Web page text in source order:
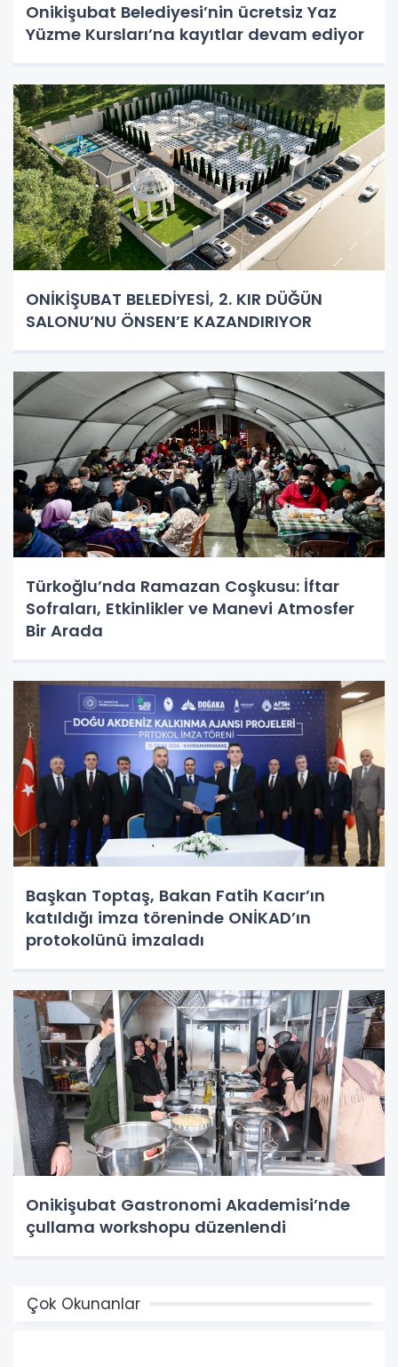
Onikişubat Belediyesi’nin ücretsiz Yaz
Yüzme Kursları’na kayıtlar devam ediyor
ONİKİŞUBAT BELEDİYESİ, 2. KIR DÜĞÜN
SALONU’NU ÖNSEN’E KAZANDIRIYOR
Türkoğlu’nda Ramazan Coşkusu: İftar
Sofraları, Etkinlikler ve Manevi Atmosfer
Bir Arada
Başkan Toptaş, Bakan Fatih Kacır’ın
katıldığı imza töreninde ONİKAD’ın
protokolünü imzaladı
Onikişubat Gastronomi Akademisi’nde
çullama workshopu düzenlendi
Çok Okunanlar